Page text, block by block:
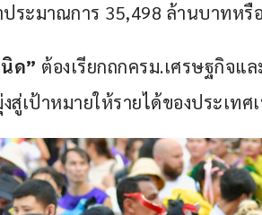
ระมาณการ 35,498 ล้านบาทหรื
ด” ต้องเรียกถกครม.เศรษฐกิจ
เป้าหมายให้รายได้ของประเทศ